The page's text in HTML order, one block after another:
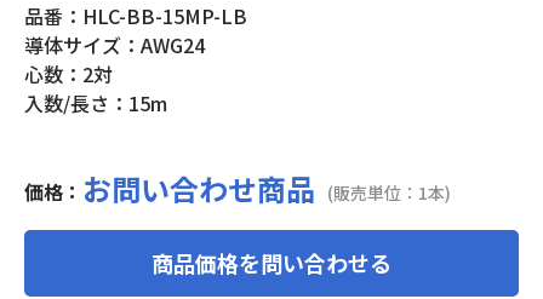
品番：HLC-BB-15MP-LB
導体サイズ：AWG24
心数：2対
入数/長さ：15m
価格： お問い合わせ商品 (販売単位：1本)
商品価格を問い合わせる